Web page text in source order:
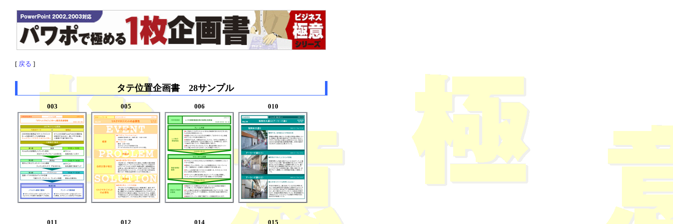
[ 戻る ]
タテ位置企画書 28サンプル
003 005 006 010
011 012 014 015